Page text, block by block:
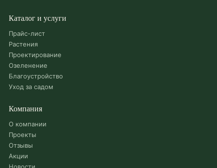
Каталог и услуги
Прайс-лист
Растения
Проектирование
Озеленение
Благоустройство
Уход за садом
Компания
О компании
Проекты
Отзывы
Акции